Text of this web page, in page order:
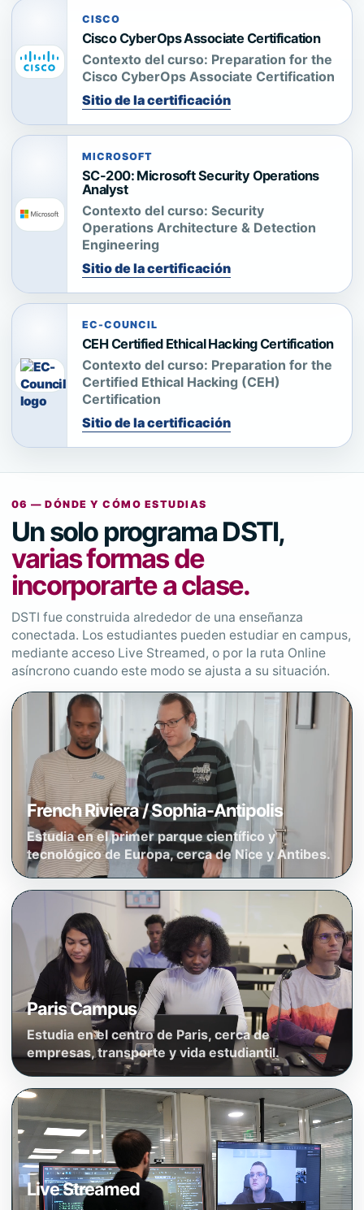
CISCO
Cisco CyberOps Associate Certification
Contexto del curso: Preparation for the
Cisco CyberOps Associate Certification
Sitio de la certificación
MICROSOFT
SC-200: Microsoft Security Operations
Analyst
Contexto del curso: Security
Operations Architecture & Detection
Engineering
Sitio de la certificación
EC-COUNCIL
CEH Certified Ethical Hacking Certification
Contexto del curso: Preparation for the
Certified Ethical Hacking (CEH)
Certification
Sitio de la certificación
06 — DÓNDE Y CÓMO ESTUDIAS
Un solo programa DSTI,
varias formas de
incorporarte a clase.
DSTI fue construida alrededor de una enseñanza
conectada. Los estudiantes pueden estudiar en campus,
mediante acceso Live Streamed, o por la ruta Online
asíncrono cuando este modo se ajusta a su situación.
French Riviera / Sophia-Antipolis
Estudia en el primer parque científico y
tecnológico de Europa, cerca de Nice y Antibes.
Paris Campus
Estudia en el centro de Paris, cerca de
empresas, transporte y vida estudiantil.
Live Streamed